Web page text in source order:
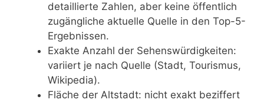
detaillierte Zahlen, aber keine öffentlich
zugängliche aktuelle Quelle in den Top-5-
Ergebnissen.
Exakte Anzahl der Sehenswürdigkeiten:
variiert je nach Quelle (Stadt, Tourismus,
Wikipedia).
Fläche der Altstadt: nicht exakt beziffert